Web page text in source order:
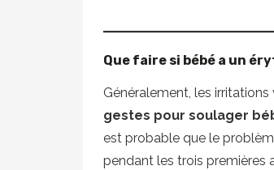
Que faire si bébé a un
Généralement, les
gestes pour soulager
est probable que le
pendant les trois premières